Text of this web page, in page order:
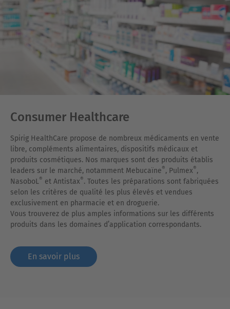
Consumer Healthcare
Spirig HealthCare propose de nombreux médicaments en vente
libre, compléments alimentaires, dispositifs médicaux et
produits cosmétiques. Nos marques sont des produits établis
leaders sur le marché, notamment Mebucaïne®, Pulmex®,
NasoboL® et Antistax®. Toutes les préparations sont fabriquées
selon les critères de qualité les plus élevés et vendues
exclusivement en pharmacie et en droguerie.
Vous trouverez de plus amples informations sur les différents
produits dans les domaines d’application correspondants.
En savoir plus